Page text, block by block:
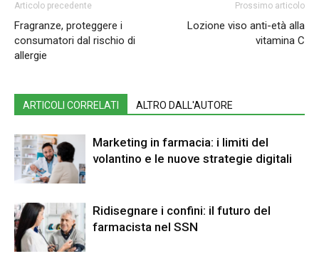
Articolo precedente
Fragranze, proteggere i
consumatori dal rischio di
allergie
Prossimo articolo
Lozione viso anti-età alla
vitamina C
ARTICOLI CORRELATI ALTRO DALL'AUTORE
Marketing in farmacia: i limiti del
volantino e le nuove strategie digitali
Ridisegnare i confini: il futuro del
farmacista nel SSN